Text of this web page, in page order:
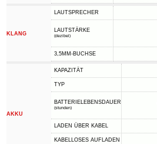
KLANG
LAUTSPRECHER
LAUTSTÄRKE
(dezibel)
3,5MM-BUCHSE
AKKU
KAPAZITÄT
TYP
BATTERIELEBENSDAUER
(stunden)
LADEN ÜBER KABEL
KABELLOSES AUFLADEN